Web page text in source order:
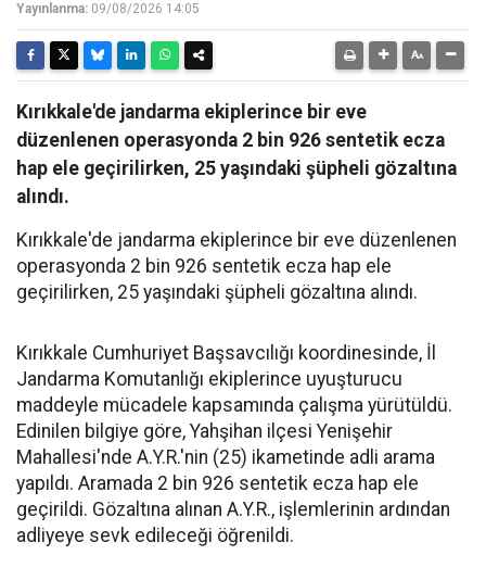
Yayınlanma: 09/08/2026 14:05
Kırıkkale'de jandarma ekiplerince bir eve
düzenlenen operasyonda 2 bin 926 sentetik ecza
hap ele geçirilirken, 25 yaşındaki şüpheli gözaltına
alındı.
Kırıkkale'de jandarma ekiplerince bir eve düzenlenen
operasyonda 2 bin 926 sentetik ecza hap ele
geçirilirken, 25 yaşındaki şüpheli gözaltına alındı.
Kırıkkale Cumhuriyet Başsavcılığı koordinesinde, İl
Jandarma Komutanlığı ekiplerince uyuşturucu
maddeyle mücadele kapsamında çalışma yürütüldü.
Edinilen bilgiye göre, Yahşihan ilçesi Yenişehir
Mahallesi'nde A.Y.R.'nin (25) ikametinde adli arama
yapıldı. Aramada 2 bin 926 sentetik ecza hap ele
geçirildi. Gözaltına alınan A.Y.R., işlemlerinin ardından
adliyeye sevk edileceği öğrenildi.